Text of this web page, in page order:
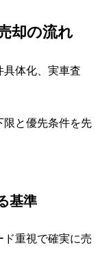
却の流れ
具体化、実車査
限と優先条件を先
基準
重視で確実に売